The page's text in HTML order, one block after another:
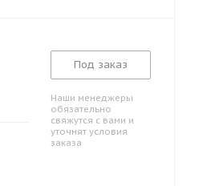
Под заказ
Наши менеджеры
обязательно
свяжутся с вами и
уточнят условия
заказа